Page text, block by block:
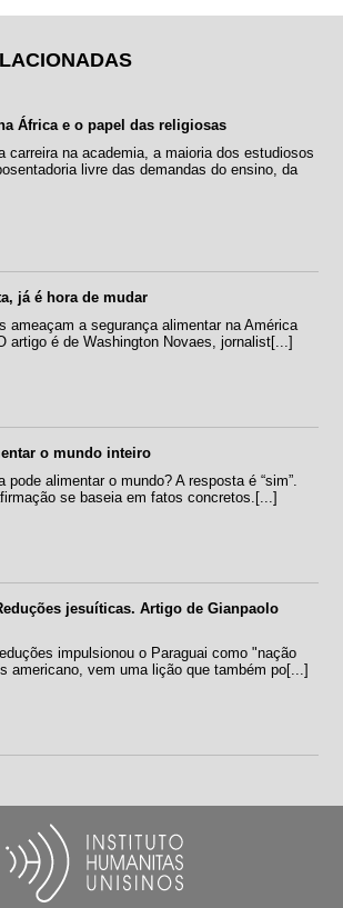
África e o papel das religiosas
carreira na academia, a maioria dos estudiosos
livre das demandas do ensino, da
já é hora de mudar
ameaçam a segurança alimentar na América
artigo é de Washington Novaes, jornalist[...]
o mundo inteiro
pode alimentar o mundo? A resposta é “sim”.
se baseia em fatos concretos.[...]
jesuíticas. Artigo de Gianpaolo
impulsionou o Paraguai como "nação
americano, vem uma lição que também po[...]